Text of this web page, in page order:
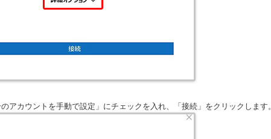
のアカウントを手動で設定」にチェックを入れ、「接続」をクリックします。